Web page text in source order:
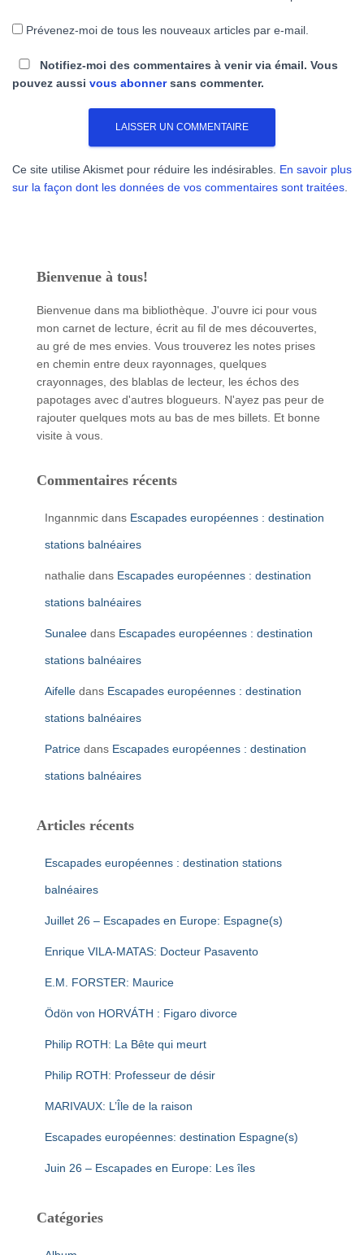
Prévenez-moi de tous les nouveaux articles par e-mail.
Notifiez-moi des commentaires à venir via émail. Vous
pouvez aussi vous abonnersans commenter.
Ce site utilise Akismet pour réduire les indésirables. En savoir plus
sur la façon dont les données de vos commentaires sont traitées.
Bienvenue à tous!
Bienvenue dans ma bibliothèque. J'ouvre ici pour vous
mon carnet de lecture, écrit au fil de mes découvertes,
au gré de mes envies. Vous trouverez les notes prises
en chemin entre deux rayonnages, quelques
crayonnages, des blablas de lecteur, les échos des
papotages avec d'autres blogueurs. N'ayez pas peur de
rajouter quelques mots au bas de mes billets. Et bonne
visite à vous.
Commentaires récents
Ingannmic dans Escapades européennes : destination
stations balnéaires
nathalie dans Escapades européennes : destination
stations balnéaires
Sunalee dans Escapades européennes : destination
stations balnéaires
Aifelle dans Escapades européennes : destination
stations balnéaires
Patrice dans Escapades européennes : destination
stations balnéaires
Articles récents
Escapades européennes : destination stations
balnéaires
Juillet 26 – Escapades en Europe: Espagne(s)
Enrique VILA-MATAS: Docteur Pasavento
E.M. FORSTER: Maurice
Ödön von HORVÁTH : Figaro divorce
Philip ROTH: La Bête qui meurt
Philip ROTH: Professeur de désir
MARIVAUX: L’Île de la raison
Escapades européennes: destination Espagne(s)
Juin 26 – Escapades en Europe: Les îles
Catégories